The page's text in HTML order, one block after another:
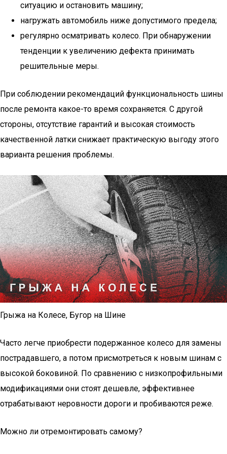
ситуацию и остановить машину;
нагружать автомобиль ниже допустимого предела;
регулярно осматривать колесо. При обнаружении
тенденции к увеличению дефекта принимать
решительные меры.
При соблюдении рекомендаций функциональность шины
после ремонта какое-то время сохраняется. С другой
стороны, отсутствие гарантий и высокая стоимость
качественной латки снижает практическую выгоду этого
варианта решения проблемы.
Грыжа на Колесе, Бугор на Шине
Часто легче приобрести подержанное колесо для замены
пострадавшего, а потом присмотреться к новым шинам с
высокой боковиной. По сравнению с низкопрофильными
модификациями они стоят дешевле, эффективнее
отрабатывают неровности дороги и пробиваются реже.
Можно ли отремонтировать самому?